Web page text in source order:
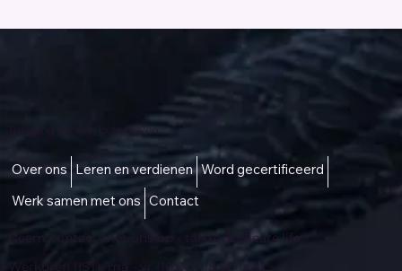
Toegang tot een beter leven
Neem contact met ons op - talktous@icare.life
Over ons Leren en verdienen Word gecertificeerd
Werk samen met ons Contact
Werkuren (IST): ma - vr (10:00 - 18:00 uur)